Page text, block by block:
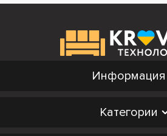
Информация
Категории